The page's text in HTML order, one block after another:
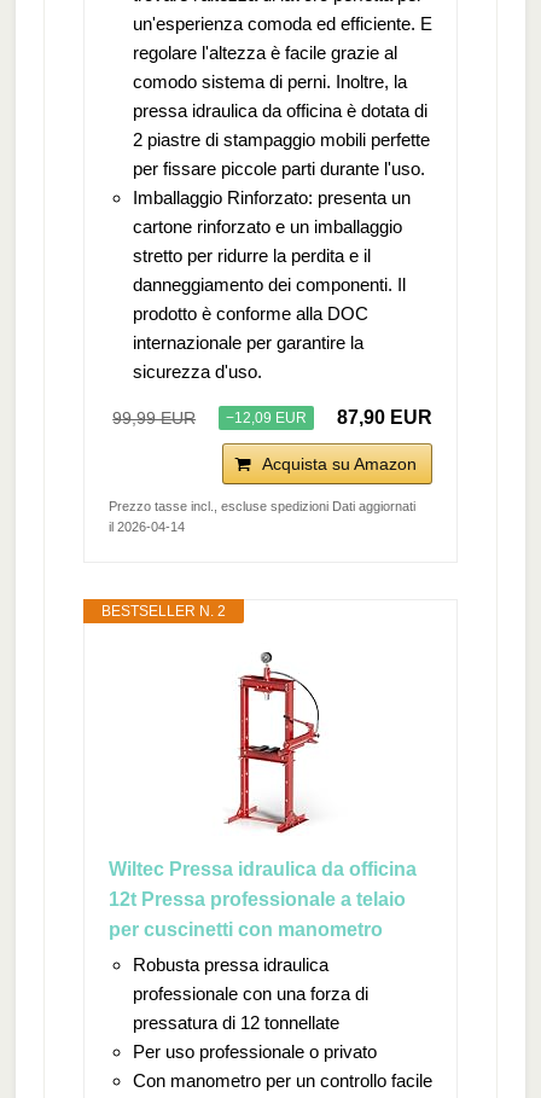
un'esperienza comoda ed efficiente. E
regolare l'altezza è facile grazie al
comodo sistema di perni. Inoltre, la
pressa idraulica da officina è dotata di
2 piastre di stampaggio mobili perfette
per fissare piccole parti durante l'uso.
Imballaggio Rinforzato: presenta un
cartone rinforzato e un imballaggio
stretto per ridurre la perdita e il
danneggiamento dei componenti. Il
prodotto è conforme alla DOC
internazionale per garantire la
sicurezza d'uso.
99,99 EUR −12,09 EUR 87,90 EUR
Acquista su Amazon
Prezzo tasse incl., escluse spedizioni Dati aggiornati
il 2026-04-14
BESTSELLER N. 2
Wiltec Pressa idraulica da officina
12t Pressa professionale a telaio
per cuscinetti con manometro
Robusta pressa idraulica
professionale con una forza di
pressatura di 12 tonnellate
Per uso professionale o privato
Con manometro per un controllo facile